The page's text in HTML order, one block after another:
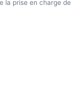
la prise en charge de